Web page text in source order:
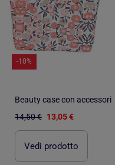
-10%
Beauty case con accessori
14,50 € 13,05 €
Vedi prodotto